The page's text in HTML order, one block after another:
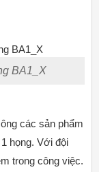
BA1_X
các sản phẩm
họng. Với đội
trong công việc.